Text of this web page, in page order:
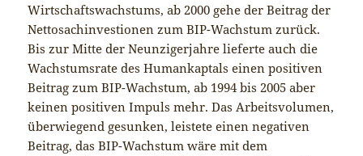
Wirtschaftswachstums, ab 2000 gehe der Beitrag der
Nettosachinvestionen zum BIP-Wachstum zurück.
Bis zur Mitte der Neunzigerjahre lieferte auch die
Wachstumsrate des Humankaptals einen positiven
Beitrag zum BIP-Wachstum, ab 1994 bis 2005 aber
keinen positiven Impuls mehr. Das Arbeitsvolumen,
überwiegend gesunken, leistete einen negativen
Beitrag, das BIP-Wachstum wäre mit dem